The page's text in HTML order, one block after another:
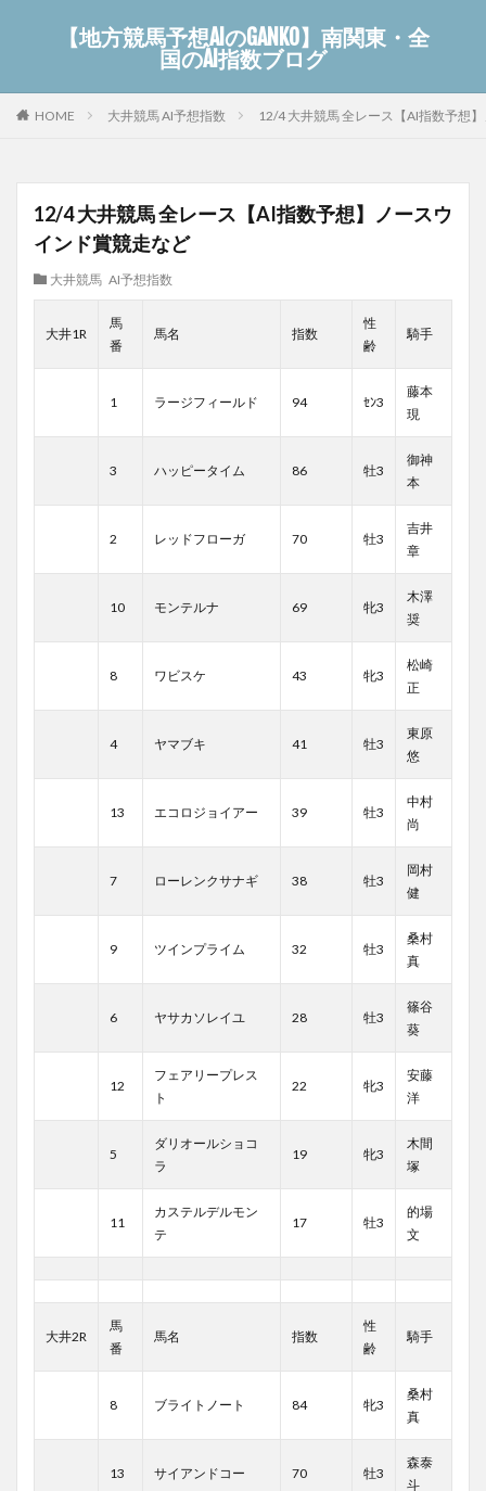
【地方競馬予想AIのGANKO】南関東・全
国のAI指数ブログ
HOME 大井競馬 AI予想指数 12/4 大井競馬 全レース【AI指数予想
12/4 大井競馬 全レース【AI指数予想】ノースウ
インド賞競走など
大井競馬 AI予想指数
大井1R
馬
番
馬名 指数
性
齢
騎手
1 ラージフィールド 94 ｾﾝ3
藤本
現
3 ハッピータイム 86 牡3
御神
本
2 レッドフローガ 70 牡3
吉井
章
10 モンテルナ 69 牝3
木澤
奨
8 ワビスケ 43 牝3
松崎
正
4 ヤマブキ 41 牡3
東原
悠
13 エコロジョイアー 39 牡3
中村
尚
7 ローレンクサナギ 38 牡3
岡村
健
9 ツインプライム 32 牡3
桑村
真
6 ヤサカソレイユ 28 牡3
篠谷
葵
12
フェアリープレス
ト
22 牝3
安藤
洋
5
ダリオールショコ
ラ
19 牝3
木間
塚
11
カステルデルモン
テ
17 牡3
的場
文
大井2R
馬
番
馬名 指数
性
齢
騎手
8 ブライトノート 84 牝3
桑村
真
13 サイアンドコー 70 牡3
森泰
斗